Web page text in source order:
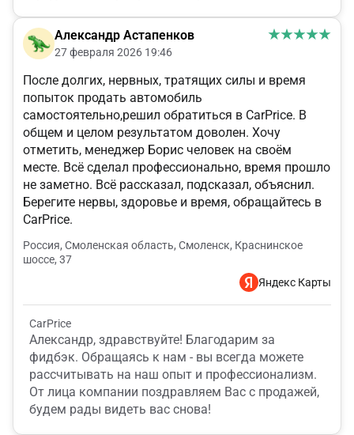
Александр Астапенков
27 февраля 2026 19:46
После долгих, нервных, тратящих силы и время
попыток продать автомобиль
самостоятельно,решил обратиться в CarPrice. В
общем и целом результатом доволен. Хочу
отметить, менеджер Борис человек на своём
месте. Всё сделал профессионально, время прошло
не заметно. Всё рассказал, подсказал, объяснил.
Берегите нервы, здоровье и время, обращайтесь в
CarPrice.
Россия, Смоленская область, Смоленск, Краснинское
шоссе, 37
Яндекс Карты
CarPrice
Александр, здравствуйте! Благодарим за
фидбэк. Обращаясь к нам - вы всегда можете
рассчитывать на наш опыт и профессионализм.
От лица компании поздравляем Вас с продажей,
будем рады видеть вас снова!